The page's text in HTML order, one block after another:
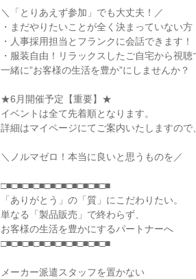
＼「とりあえず参加」でも大丈夫！／
・まだやりたいことが全く決まっていない
・人事採用担当とフランクに会話できます！
・服装自由！リラックスしたご自宅から視聴
一緒に”お客様の生活を豊か”にしませんか？
★6月開催予定【重要】★
イベントは全て先着順となります。
詳細はマイページにてご案内いたしますので
＼ノルマゼロ！本当に良いと思うものを／
□■□■□■□■□■□■□■□■□■□■
「ありがとう」の「質」にこだわりたい。
単なる「製品販売」で終わらず、
お客様の生活を豊かにするパートナーへ
□■□■□■□■□■□■□■□■□■□■
メーカー派遣スタッフを置かない